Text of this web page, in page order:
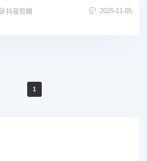
抖音剪辑 2025-11-05
1